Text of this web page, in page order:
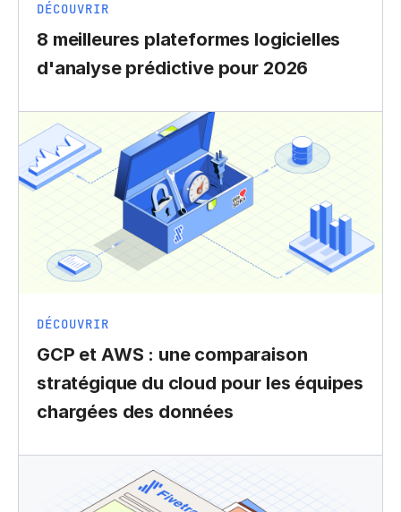
DÉCOUVRIR
8 meilleures plateformes logicielles
d'analyse prédictive pour 2026
DÉCOUVRIR
GCP et AWS : une comparaison
stratégique du cloud pour les équipes
chargées des données